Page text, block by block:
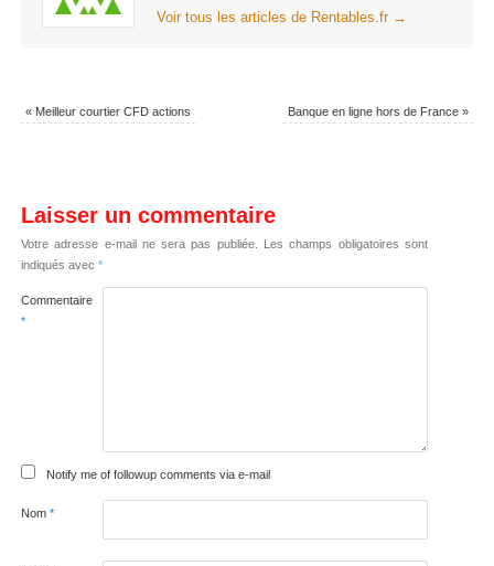
Voir tous les articles de Rentables.fr →
«Meilleur courtier CFD actions Banque en ligne hors de France»
Laisser un commentaire
Votre adresse e-mail ne sera pas publiée.
Les champs obligatoires sont
indiqués avec *
Commentaire
*
Notify me of followup comments via e-mail
Nom *